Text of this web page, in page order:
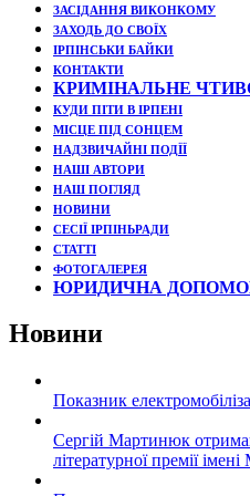
ЗАСІДАННЯ ВИКОНКОМУ
ЗАХОДЬ ДО СВОЇХ
ІРПІНСЬКИ БАЙКИ
КОНТАКТИ
КРИМІНАЛЬНЕ
КУДИ ПІТИ В ІРПЕНІ
МІСЦЕ ПІД СОНЦЕМ
НАДЗВИЧАЙНІ ПОДЇЇ
НАШІ АВТОРИ
НАШ ПОГЛЯД
НОВИНИ
СЕСІЇ ІРПІНЬРАДИ
СТАТТІ
ФОТОГАЛЕРЕЯ
ЮРИДИЧНА
Новини
Показник
Сергій Мартинюк
літературної премії